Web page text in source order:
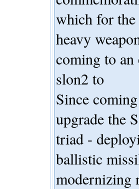
which for
heavy
coming to an
slon2 to
Since
upgrade the
triad -
ballistic
modernizing